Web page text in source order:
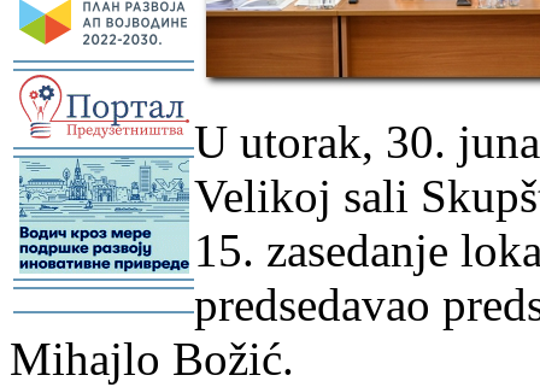
-
-
-
U utorak, 30.
Velikoj sali
15. zasedanje
predsedavao
Mihajlo Božić.